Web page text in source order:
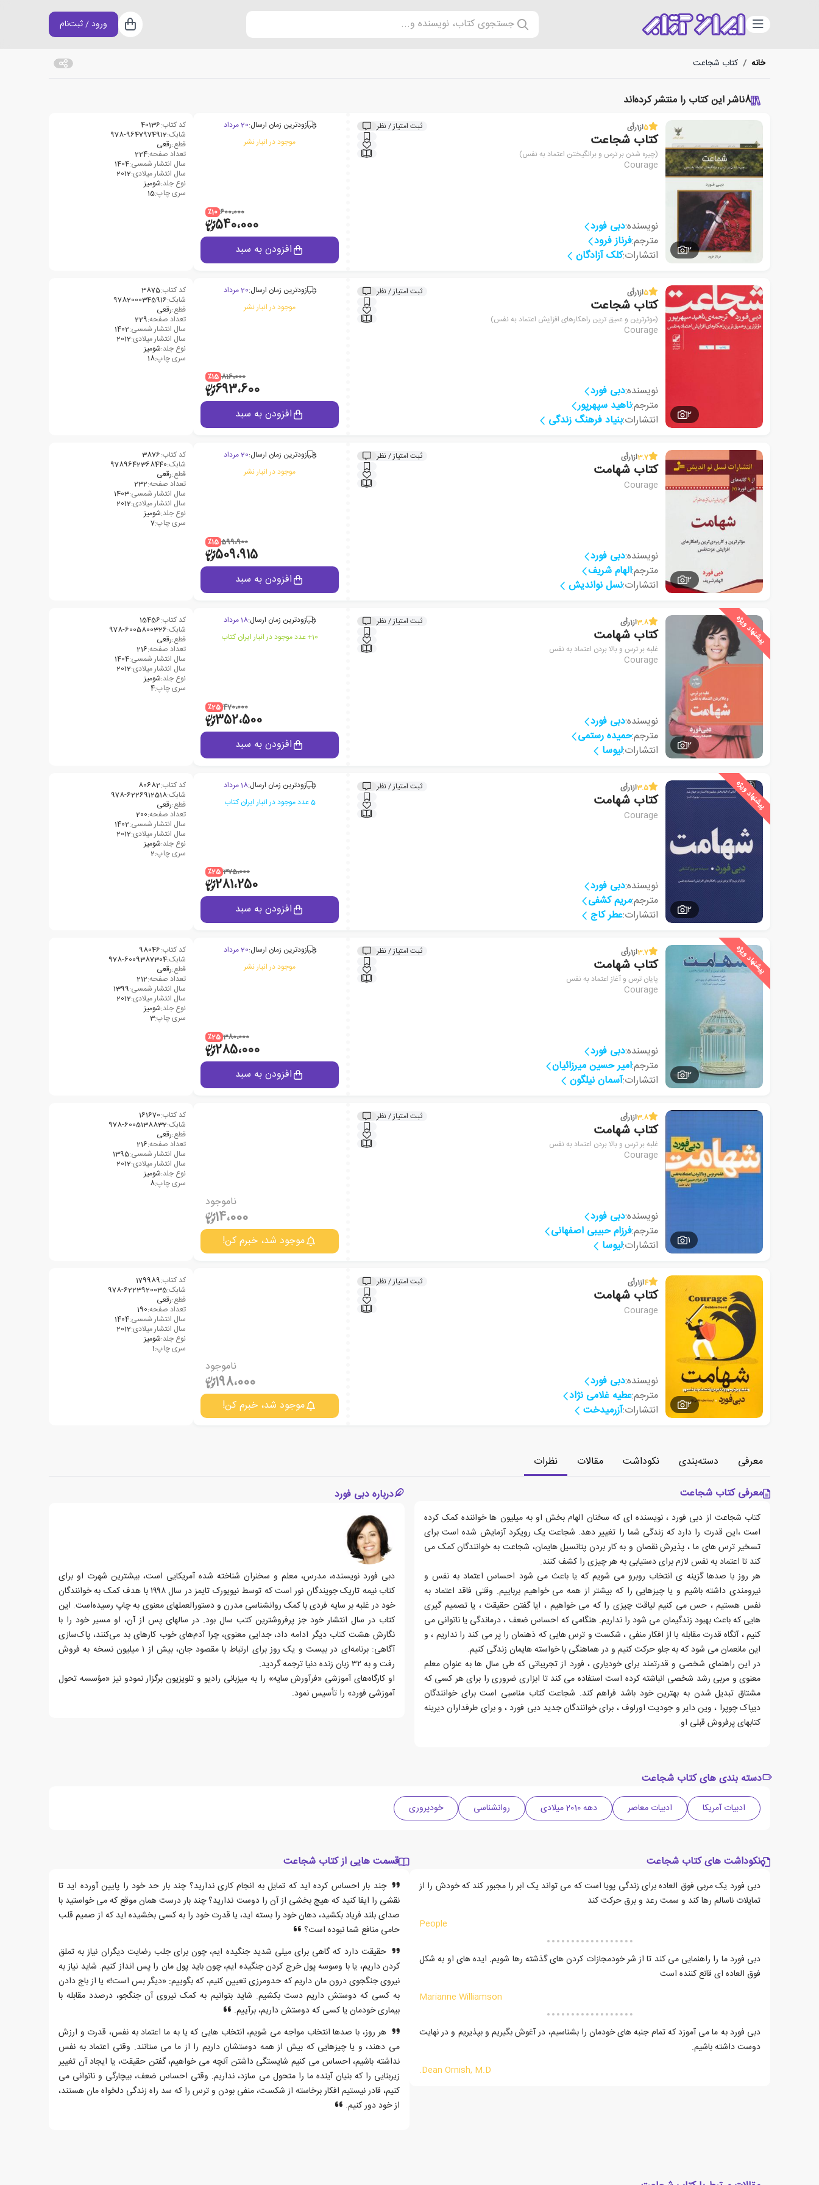
دسته‌بندی جستجوی کتاب، نویسنده و... سبد خرید
ورود / ثبت‌نام
خانه / کتاب شجاعت
8ناشر این کتاب را منتشر کرده‌اند
2
5از1رأی ثبت امتیاز / نظر
کتاب شجاعت
(چیره شدن بر ترس و برانگیختن اعتماد به نفس)
Courage
نویسنده:دبی فورد
مترجم:فرناز فرود
انتشارات:کلک آزادگان
زودترین زمان ارسال:20 مرداد
موجود در انبار نشر
600،000 ٪10
540،000
افزودن به سبد
کد کتاب:40136
شابک:978-9647974912
قطع:رقعی
تعداد صفحه:224
سال انتشار شمسی:1404
سال انتشار میلادی:2012
نوع جلد:شومیز
سری چاپ:15
2
5از1رأی ثبت امتیاز / نظر
کتاب شجاعت
(موثرترین و عمیق ترین راهکارهای افزایش اعتماد به نفس)
Courage
نویسنده:دبی فورد
مترجم:ناهید سپهرپور
انتشارات:بنیاد فرهنگ زندگی
زودترین زمان ارسال:20 مرداد
موجود در انبار نشر
816،000 ٪15
693،600
افزودن به سبد
کد کتاب:3875
شابک:9782000345916
قطع:رقعی
تعداد صفحه:229
سال انتشار شمسی:1402
سال انتشار میلادی:2012
نوع جلد:شومیز
سری چاپ:18
2
3.7از1رأی ثبت امتیاز / نظر
کتاب شهامت
Courage
نویسنده:دبی فورد
مترجم:الهام شریف
انتشارات:نسل نواندیش
زودترین زمان ارسال:20 مرداد
موجود در انبار نشر
599،900 ٪15
509،915
افزودن به سبد
کد کتاب:3876
شابک:9789642368440
قطع:رقعی
تعداد صفحه:232
سال انتشار شمسی:1403
سال انتشار میلادی:2012
نوع جلد:شومیز
سری چاپ:7
پیشنهاد ویژه
2
3.8از1رأی ثبت امتیاز / نظر
کتاب شهامت
غلبه بر ترس و بالا بردن اعتماد به نفس
Courage
نویسنده:دبی فورد
مترجم:حمیده رستمی
انتشارات:لیوسا
زودترین زمان ارسال:18 مرداد
10+ عدد موجود در انبار ایران کتاب
470،000 ٪25
352،500
افزودن به سبد
کد کتاب:15456
شابک:978-6005800326
قطع:رقعی
تعداد صفحه:216
سال انتشار شمسی:1404
سال انتشار میلادی:2012
نوع جلد:شومیز
سری چاپ:4
پیشنهاد ویژه
2
3.5از1رأی ثبت امتیاز / نظر
کتاب شهامت
Courage
نویسنده:دبی فورد
مترجم:مریم کشفی
انتشارات:عطر کاج
زودترین زمان ارسال:18 مرداد
5 عدد موجود در انبار ایران کتاب
375،000 ٪25
281،250
افزودن به سبد
کد کتاب:80682
شابک:978-6226912518
قطع:رقعی
تعداد صفحه:200
سال انتشار شمسی:1402
سال انتشار میلادی:2012
نوع جلد:شومیز
سری چاپ:2
پیشنهاد ویژه
2
3.7از1رأی ثبت امتیاز / نظر
کتاب شهامت
پایان ترس و آغاز اعتماد به نفس
Courage
نویسنده:دبی فورد
مترجم:امیر حسین میرزائیان
انتشارات:آسمان نیلگون
زودترین زمان ارسال:20 مرداد
موجود در انبار نشر
380،000 ٪25
285،000
افزودن به سبد
کد کتاب:98046
شابک:978-6009387304
قطع:رقعی
تعداد صفحه:212
سال انتشار شمسی:1399
سال انتشار میلادی:2012
نوع جلد:شومیز
سری چاپ:3
1
3.8از1رأی ثبت امتیاز / نظر
کتاب شهامت
غلبه بر ترس و بالا بردن اعتماد به نفس
Courage
نویسنده:دبی فورد
مترجم:فرزام حبیبی اصفهانی
انتشارات:لیوسا
ناموجود
14،000
موجود شد، خبرم کن!
کد کتاب:161670
شابک:‫‭978-6005138832‬‬
قطع:رقعی
تعداد صفحه:216
سال انتشار شمسی:1395
سال انتشار میلادی:2012
نوع جلد:شومیز
سری چاپ:8
2
4از1رأی ثبت امتیاز / نظر
کتاب شهامت
Courage
نویسنده:دبی فورد
مترجم:عطیه غلامی نژاد
انتشارات:آزرمیدخت
ناموجود
198،000
موجود شد، خبرم کن!
کد کتاب:179989
شابک:978-6223920035
قطع:رقعی
تعداد صفحه:190
سال انتشار شمسی:1404
سال انتشار میلادی:2012
نوع جلد:شومیز
سری چاپ:1
معرفی دسته‌بندی نکوداشت مقالات
نظرات
معرفی کتاب شجاعت
کتاب شجاعت از دبی فورد ، نویسنده ای که سخنان الهام بخش او به میلیون ها خواننده کمک کرده
است ،این قدرت را دارد که زندگی شما را تغییر دهد. شجاعت یک رویکرد آزمایش شده است برای
تسخیر ترس های ما ، پذیرش نقصان و به کار بردن پتانسیل هایمان، شجاعت به خوانندگان کمک می
کند تا اعتماد به نفس لازم برای دستیابی به هر چیزی را کشف کنند.
هر روز با صدها گزینه ی انتخاب روبرو می شویم که یا باعث می شود احساس اعتماد به نفس و
نیرومندی داشته باشیم و یا چیزهایی را که بیشتر از همه می خواهیم برباییم. وقتی فاقد اعتماد به
نفس هستیم ، حس می کنیم لیاقت چیزی را که می خواهیم ، ایا گفتن حقیقت ، یا تصمیم گیری
هایی که باعث بهبود زندگیمان می شود را نداریم. هنگامی که احساس ضعف ، درماندگی یا ناتوانی می
کنیم ، آنگاه قدرت مقابله با از افکار منفی ، شکست و ترس هایی که ذهنمان را پر می کند را نداریم ، و
این مانعمان می شود که به جلو حرکت کنیم و در هماهنگی با خواسته هایمان زندگی کنیم.
در این راهنمای شخصی و قدرتمند برای خودیاری ، فورد از تجریباتی که طی سال ها به عنوان معلم
معنوی و مربی رشد شخصی انباشته کرده است استفاده می کند تا ابزاری ضروری را برای هر کسی که
مشتاق تبدیل شدن به بهترین خود باشد فراهم کند. شجاعت کتاب مناسبی است برای خوانندگان
دیپاک چوپرا ، وین دایر و جودیت اورلوف ، برای خوانندگان جدید دبی فورد ، و برای طرفداران دیرینه
کتابهای پرفروش قبلی او.
درباره دبی فورد
دبی فورد نویسنده، مدرس، معلم و سخنران شناخته شده آمریکایی است، بیشترین شهرت او برای
کتاب نیمه تاریک جویندگان نور است که توسط نیویورک تایمز در سال ۱۹۹۸ با هدف کمک به خوانندگان
خود در غلبه بر سایه فردی با کمک روانشناسی مدرن و دستورالعملهای معنوی به چاپ رسیده‌است. این
کتاب در سال انتشار خود جز پرفروشترین کتب سال بود. در سالهای پس از آن، او مسیر خود را با
نگارش هشت کتاب دیگر ادامه داد، جدایی معنوی، چرا آدم‌های خوب کارهای بد می‌کنند، پاک‌سازی
آگاهی: برنامه‌ای در بیست و یک روز برای ارتباط با مقصود جان، بیش از ۱ میلیون نسخه به فروش
رفت و به ۳۲ زبان زنده دنیا ترجمه گردید.
او کارگاه‌های آموزشی «فرآورش سایه» را به میزبانی رادیو و تلویزیون برگزار نمودو نیز «مؤسسه تحول
آموزشی فورد» را تأسیس نمود.
دسته بندی های کتاب شجاعت
ادبیات آمریکا ادبیات معاصر دهه 2010 میلادی روانشناسی خودپروری
نکوداشت های کتاب شجاعت
دبی فورد یک مربی فوق العاده برای زندگی پویا است که می تواند یک ابر را مجبور کند که خودش را از
تمایلات ناسالم رها کند و سمت رعد و برق حرکت کند
People
دبی فورد ما را راهنمایی می کند تا از شر خودمجازات کردن های گذشته رها شویم. ایده های او به شکل
فوق العاده ای قانع کننده است
Marianne Williamson
دبی فورد به ما می آموزد که تمام جنبه های خودمان را بشناسیم، در آغوش بگیریم و بپذیریم و در نهایت
دوست داشته باشیم.
Dean Ornish, M.D.
قسمت هایی از کتاب شجاعت
چند بار احساس کرده اید که تمایل به انجام کاری ندارید؟ چند بار حد خود را پایین آورده اید تا
نقشی را ایفا کنید که هیچ بخشی از آن را دوست ندارید؟ چند بار درست همان موقع که می خواستید با
صدای بلند فریاد بکشید، دهان خود را بسته اید، یا قدرت خود را به کسی بخشیده اید که از صمیم قلب
حامی منافع شما نبوده است؟
حقیقت دارد که گاهی برای میلی شدید جنگیده ایم، چون برای جلب رضایت دیگران نیاز به تملق
کردن داریم، یا با وسوسه پول خرج کردن جنگیده ایم، چون باید پول مان را پس انداز کنیم. شاید نیاز به
نیروی جنگجوی درون مان داریم که حدومرزی تعیین کنیم، که بگوییم: «دیگر بس است!» یا از باج دادن
به کسی که دوستش داریم دست بکشیم. شاید بتوانیم به کمک نیروی آن جنگجو، درصدد مقابله با
بیماری خودمان یا کسی که دوستش داریم، برآییم.
هر روز، با صدها انتخاب مواجه می شویم، انتخاب هایی که یا به ما اعتماد به نفس، قدرت و ارزش
می دهند، و یا چیزهایی که بیش از همه دوستشان داریم را از ما می ستانند. وقتی اعتماد به نفس
نداشته باشیم، احساس می کنیم شایستگی داشتن آنچه می خواهیم، گفتن حقیقت، یا ایجاد آن تغییر
زیربنایی را که بنیان آینده ما را متحول می سازد، نداریم. وقتی احساس ضعف، بیچارگی و ناتوانی می
کنیم، قادر نیستیم افکار برخاسته از شکست، منفی بودن و ترس را که سد راه زندگی دلخواه مان هستند،
از خود دور کنیم.